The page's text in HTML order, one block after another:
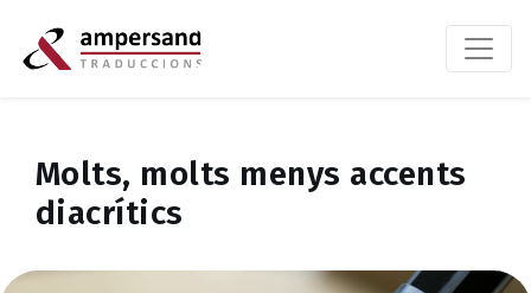
Molts, molts menys accents
diacrítics